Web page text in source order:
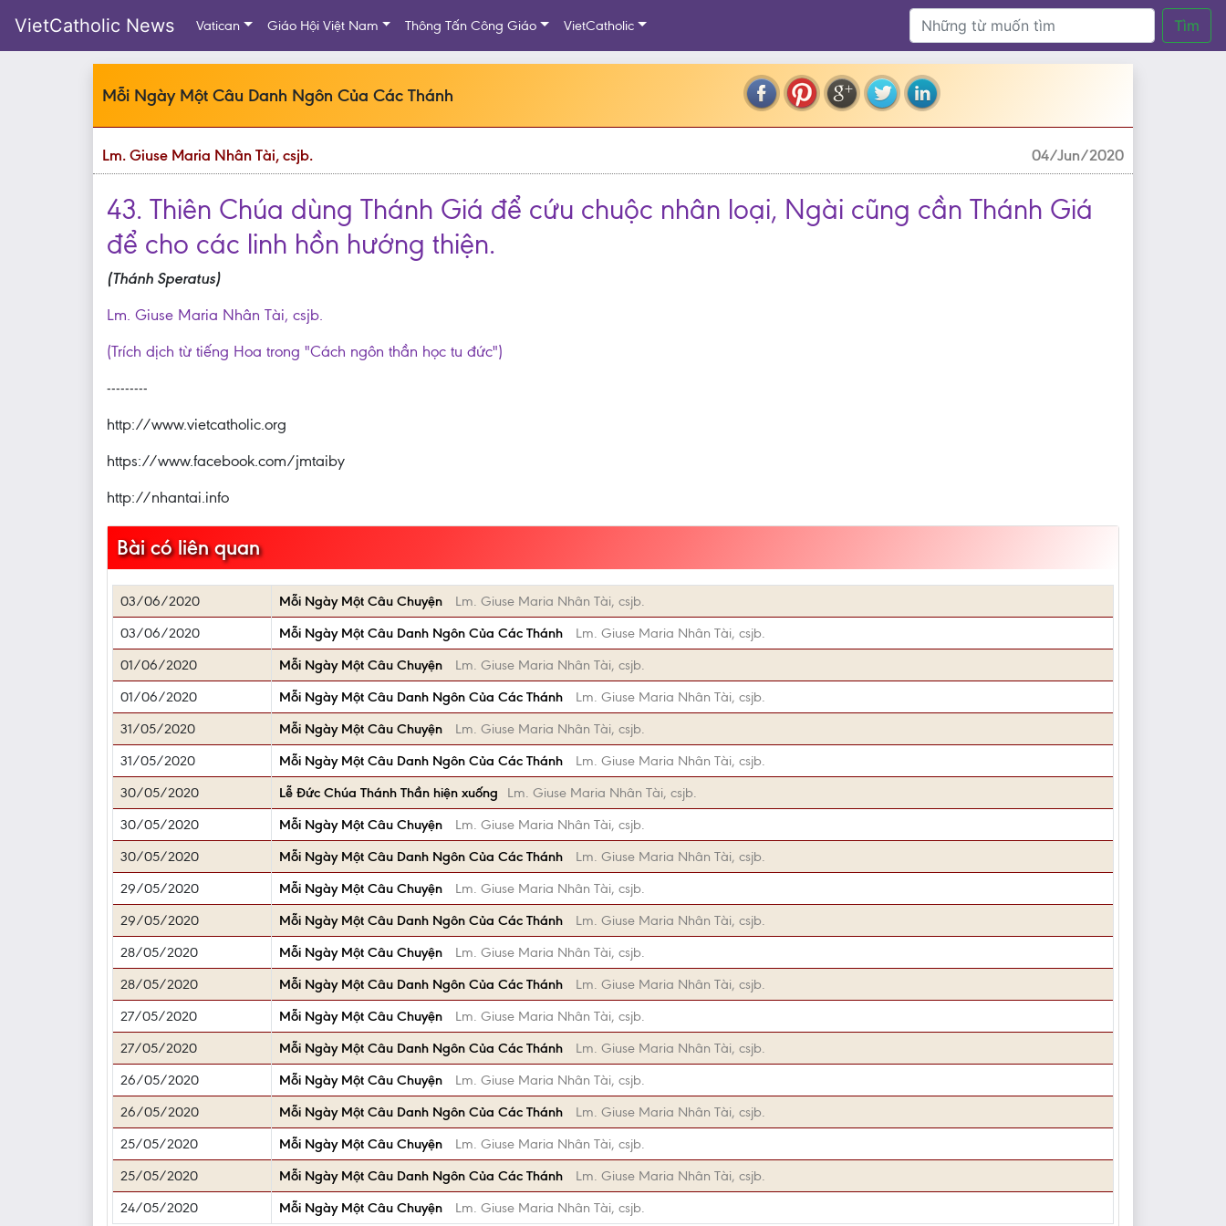
VietCatholic News Vatican Giáo Hội Việt Nam Thông Tấn Công Giáo VietCatholic Tìm
Mỗi Ngày Một Câu Danh Ngôn Của Các Thánh
Lm. Giuse Maria Nhân Tài, csjb. 04/Jun/2020
43. Thiên Chúa dùng Thánh Giá để cứu chuộc nhân loại, Ngài cũng cần Thánh Giá
để cho các linh hồn hướng thiện.
(Thánh Speratus)
Lm. Giuse Maria Nhân Tài, csjb.
(Trích dịch từ tiếng Hoa trong "Cách ngôn thần học tu đức")
---------
http://www.vietcatholic.org
https://www.facebook.com/jmtaiby
http://nhantai.info
Bài có liên quan
03/06/2020 Mỗi Ngày Một Câu Chuyện
Lm. Giuse Maria Nhân Tài, csjb.
03/06/2020
Mỗi Ngày Một Câu Danh Ngôn Của Các Thánh
Lm. Giuse Maria Nhân Tài, csjb.
01/06/2020
Mỗi Ngày Một Câu Chuyện
Lm. Giuse Maria Nhân Tài, csjb.
01/06/2020
Mỗi Ngày Một Câu Danh Ngôn Của Các Thánh
Lm. Giuse Maria Nhân Tài, csjb.
31/05/2020
Mỗi Ngày Một Câu Chuyện
Lm. Giuse Maria Nhân Tài, csjb.
31/05/2020
Mỗi Ngày Một Câu Danh Ngôn Của Các Thánh
Lm. Giuse Maria Nhân Tài, csjb.
30/05/2020
Lễ Đức Chúa Thánh Thần hiện xuống
Lm. Giuse Maria Nhân Tài, csjb.
30/05/2020
Mỗi Ngày Một Câu Chuyện
Lm. Giuse Maria Nhân Tài, csjb.
30/05/2020
Mỗi Ngày Một Câu Danh Ngôn Của Các Thánh
Lm. Giuse Maria Nhân Tài, csjb.
29/05/2020
Mỗi Ngày Một Câu Chuyện
Lm. Giuse Maria Nhân Tài, csjb.
29/05/2020
Mỗi Ngày Một Câu Danh Ngôn Của Các Thánh
Lm. Giuse Maria Nhân Tài, csjb.
28/05/2020
Mỗi Ngày Một Câu Chuyện
Lm. Giuse Maria Nhân Tài, csjb.
28/05/2020
Mỗi Ngày Một Câu Danh Ngôn Của Các Thánh
Lm. Giuse Maria Nhân Tài, csjb.
27/05/2020
Mỗi Ngày Một Câu Chuyện
Lm. Giuse Maria Nhân Tài, csjb.
27/05/2020
Mỗi Ngày Một Câu Danh Ngôn Của Các Thánh
Lm. Giuse Maria Nhân Tài, csjb.
26/05/2020
Mỗi Ngày Một Câu Chuyện
Lm. Giuse Maria Nhân Tài, csjb.
26/05/2020
Mỗi Ngày Một Câu Danh Ngôn Của Các Thánh
Lm. Giuse Maria Nhân Tài, csjb.
25/05/2020
Mỗi Ngày Một Câu Chuyện
Lm. Giuse Maria Nhân Tài, csjb.
25/05/2020
Mỗi Ngày Một Câu Danh Ngôn Của Các Thánh
Lm. Giuse Maria Nhân Tài, csjb.
24/05/2020
Mỗi Ngày Một Câu Chuyện Lm. Giuse Maria Nhân Tài, csjb.